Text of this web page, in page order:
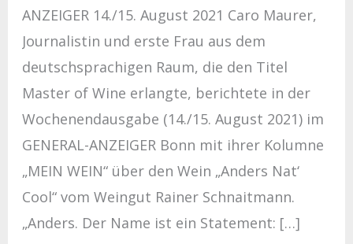
ANZEIGER 14./15. August 2021 Caro Maurer,
Journalistin und erste Frau aus dem
deutschsprachigen Raum, die den Titel
Master of Wine erlangte, berichtete in der
Wochenendausgabe (14./15. August 2021) im
GENERAL-ANZEIGER Bonn mit ihrer Kolumne
„MEIN WEIN“ über den Wein „Anders Nat‘
Cool“ vom Weingut Rainer Schnaitmann.
„Anders. Der Name ist ein Statement: […]